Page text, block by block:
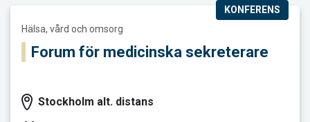
Läs mer och boka Forum för medicinska sekreterare
KONFERENS
Hälsa, vård och omsorg
Forum för medicinska sekreterare
Stockholm alt. distans